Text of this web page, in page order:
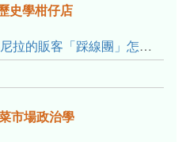
史學柑仔店
完美風暴：1623年前往馬尼拉的販客「踩線團」怎麼會困死於澎湖?
市場政治學